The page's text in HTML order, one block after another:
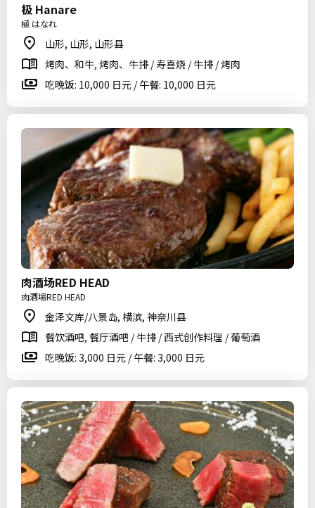
极 Hanare
極 はなれ
山形, 山形, 山形县
烤肉、和牛, 烤肉、牛排 / 寿喜烧 / 牛排 / 烤肉
吃晚饭: 10,000 日元 / 午餐: 10,000 日元
肉酒场RED HEAD
肉酒場RED HEAD
金泽文库/八景岛, 横滨, 神奈川县
餐饮酒吧, 餐厅酒吧 / 牛排 / 西式创作料理 / 葡萄酒
吃晚饭: 3,000 日元 / 午餐: 3,000 日元